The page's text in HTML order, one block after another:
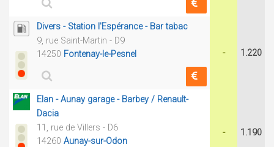
Divers - Station l'Espérance - Bar tabac
9, rue Saint-Martin - D9
14250 Fontenay-le-Pesnel - 1.220
Elan - Aunay garage - Barbey / Renault-
Dacia
11, rue de Villers - D6
14260 Aunay-sur-Odon
- 1.190